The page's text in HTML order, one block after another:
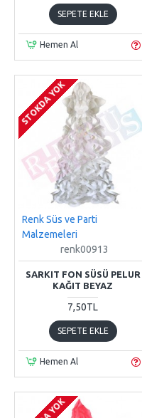
SEPETE EKLE
Hemen Al
STOKDA YOK
Renk Süs ve Parti
Malzemeleri
renk00913
SARKIT FON SÜSÜ PELUR
KAĞIT BEYAZ
7,50TL
SEPETE EKLE
Hemen Al